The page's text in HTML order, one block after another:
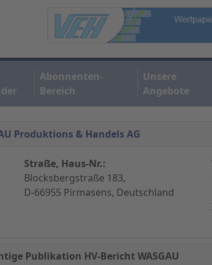
Abonnenten-
Bereich
Unsere
Angebote
Produktions & Handels AG
Straße, Haus-Nr.:
Blocksbergstraße 183,
D-66955 Pirmasens, Deutschland
Publikation HV-Bericht WASGAU